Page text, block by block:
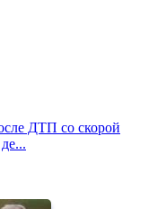
ДТП со скорой